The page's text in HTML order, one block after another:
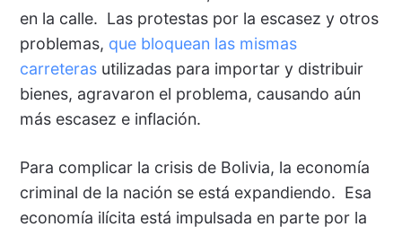
en la calle. Las protestas por la escasez y otros
problemas, que bloquean las mismas
carreterasutilizadas para importar y distribuir
bienes, agravaron el problema, causando aún
más escasez e inflación.
Para complicar la crisis de Bolivia, la economía
criminal de la nación se está expandiendo. Esa
economía ilícita está impulsada en parte por la